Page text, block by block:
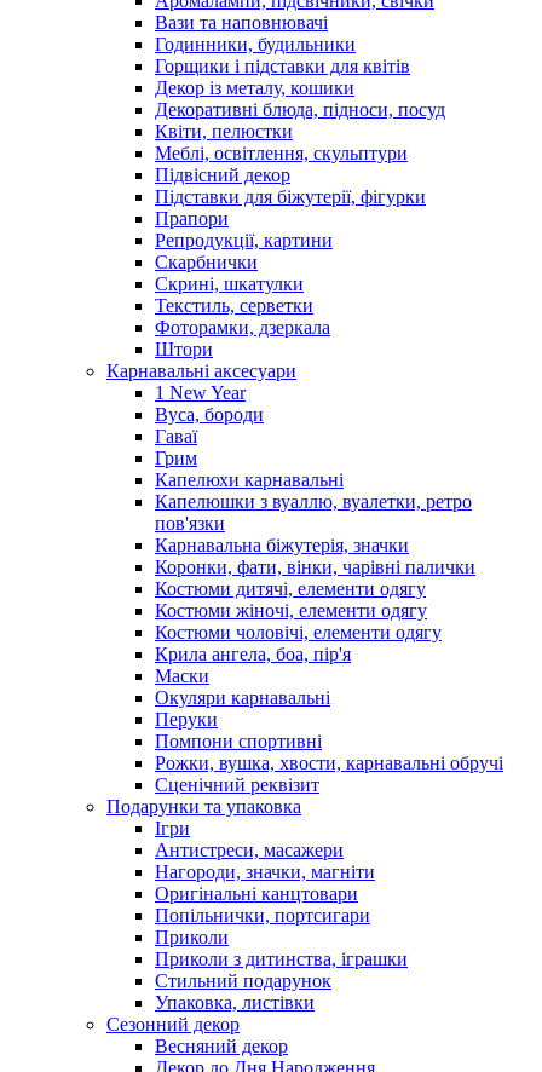
Вази та наповнювачі
Годинники, будильники
Горщики і підставки для квітів
Декор із металу, кошики
Декоративні блюда, підноси, посуд
Квіти, пелюстки
Меблі, освітлення, скульптури
Підвісний декор
Підставки для біжутерії, фігурки
Прапори
Репродукції, картини
Скарбнички
Скрині, шкатулки
Текстиль, серветки
Фоторамки, дзеркала
Штори
Карнавальні аксесуари
1 New Year
Вуса, бороди
Гаваї
Грим
Капелюхи карнавальні
Капелюшки з вуаллю, вуалетки, ретро
пов'язки
Карнавальна біжутерія, значки
Коронки, фати, вінки, чарівні палички
Костюми дитячі, елементи одягу
Костюми жіночі, елементи одягу
Костюми чоловічі, елементи одягу
Крила ангела, боа, пір'я
Маски
Окуляри карнавальні
Перуки
Помпони спортивні
Рожки, вушка, хвости, карнавальні обручі
Сценічний реквізит
Подарунки та упаковка
Ігри
Антистреси, масажери
Нагороди, значки, магніти
Оригінальні канцтовари
Попільнички, портсигари
Приколи
Приколи з дитинства, іграшки
Стильний подарунок
Упаковка, листівки
Сезонний декор
Весняний декор
Декор до Дня Народження